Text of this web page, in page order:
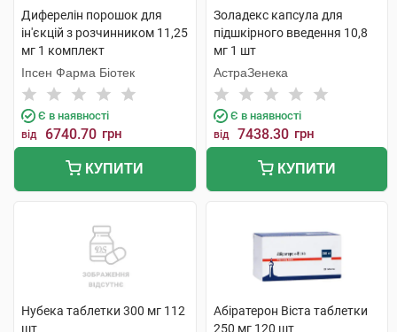
Диферелін порошок для
ін'єкцій з розчинником 11,25
мг 1 комплект
Іпсен Фарма Біотек
Є в наявності
від 6740.70 грн
КУПИТИ
Золадекс капсула для
підшкірного введення 10,8
мг 1 шт
АстраЗенека
Є в наявності
від 7438.30 грн
КУПИТИ
Нубека таблетки 300 мг 112
шт
Абіратерон Віста таблетки
250 мг 120 шт